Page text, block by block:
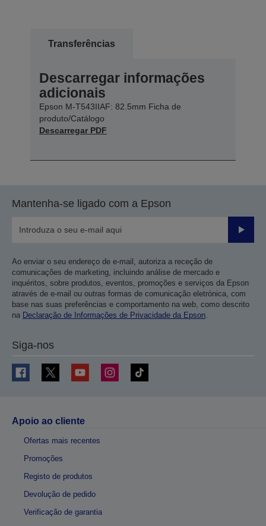
Transferências
Descarregar informações
adicionais
Epson M-T543IIAF: 82.5mm Ficha de
produto/Catálogo
Descarregar PDF
Mantenha-se ligado com a Epson
Enviar
Ao enviar o seu endereço de e-mail, autoriza a receção de
comunicações de marketing, incluindo análise de mercado e
inquéritos, sobre produtos, eventos, promoções e serviços da Epson
através de e-mail ou outras formas de comunicação eletrónica, com
base nas suas preferências e comportamento na web, como descrito
na Declaração de Informações de Privacidade da Epson
Siga-nos
Apoio ao cliente
Ofertas mais recentes
Promoções
Registo de produtos
Devolução de pedido
Verificação de garantia